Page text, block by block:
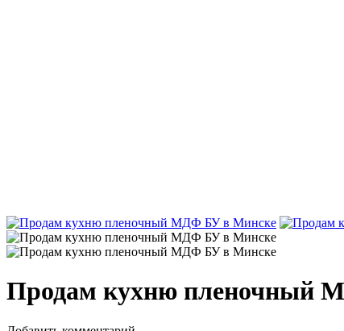
Продам кухню пленочный